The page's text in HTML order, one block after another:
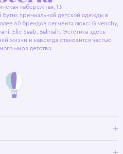
набережная, 13
премиальной детской одежды в
60 брендов сегмента люкс: Givenchy,
Elie Saab, Balmain. Эстетика здесь
жизни и навсегда становится частью
мира детства.